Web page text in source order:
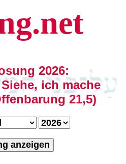
2026:
ich mache
21,5)
anzeigen